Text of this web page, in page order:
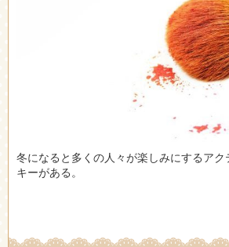
冬になると多くの人々が楽しみにするアク
キーがある。